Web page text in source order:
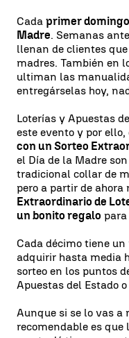
Cada primer
Madre. Semanas
llenan de clientes
madres. También en
ultiman las
entregárselas hoy,
Loterías y Apuestas
este evento y por
con un Sorteo
el Día de la Madre
tradicional collar de
pero a partir de ahora
Extraordinario de
un bonito regalo para
Cada décimo tiene un
adquirir hasta media
sorteo en los puntos
Apuestas del Estado
Aunque si se lo vas a
recomendable es que